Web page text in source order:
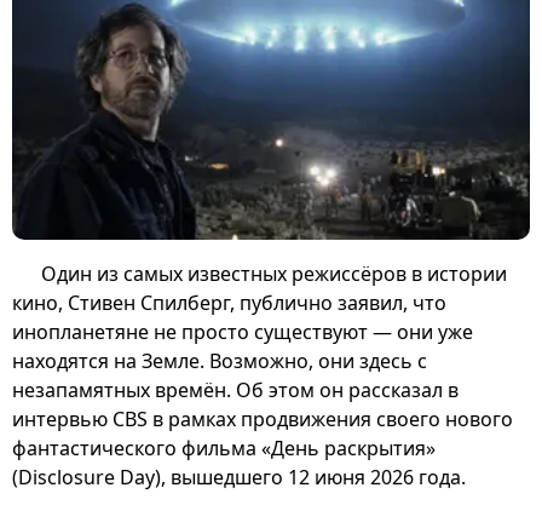
Один из самых известных режиссёров в истории
кино, Стивен Спилберг, публично заявил, что
инопланетяне не просто существуют — они уже
находятся на Земле. Возможно, они здесь с
незапамятных времён. Об этом он рассказал в
интервью CBS в рамках продвижения своего нового
фантастического фильма «День раскрытия»
(Disclosure Day), вышедшего 12 июня 2026 года.